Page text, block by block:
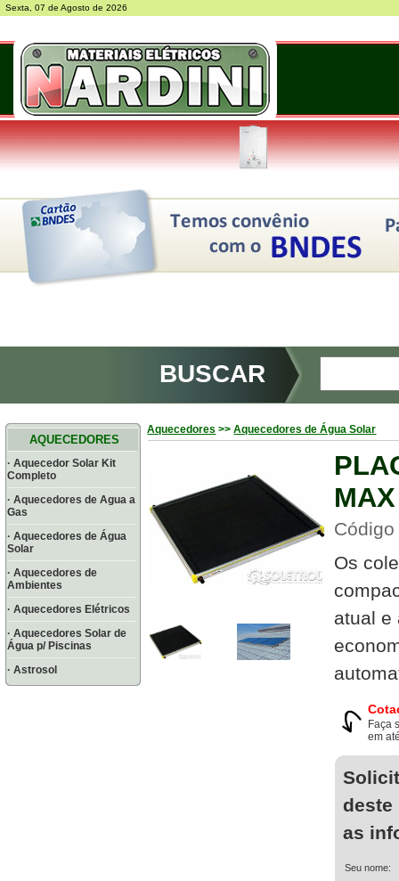
Sexta, 07 de Agosto de 2026
BUSCAR
AQUECEDORES
· Aquecedor Solar Kit
Completo
· Aquecedores de Agua a
Gas
· Aquecedores de Água
Solar
· Aquecedores de
Ambientes
· Aquecedores Elétricos
· Aquecedores Solar de
Água p/ Piscinas
· Astrosol
Aquecedores >>Aquecedores de Água Solar
Os
atual e
Faça
em
deste
as
Seu nome: